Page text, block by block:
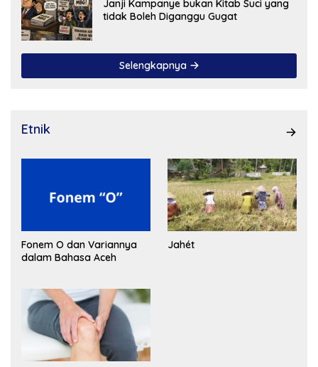
Janji Kampanye bukan Kitab Suci yang
tidak Boleh Diganggu Gugat
Selengkapnya
Etnik
Fonem O dan Variannya
dalam Bahasa Aceh
Jahét